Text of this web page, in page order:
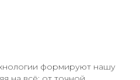
формируют нашу